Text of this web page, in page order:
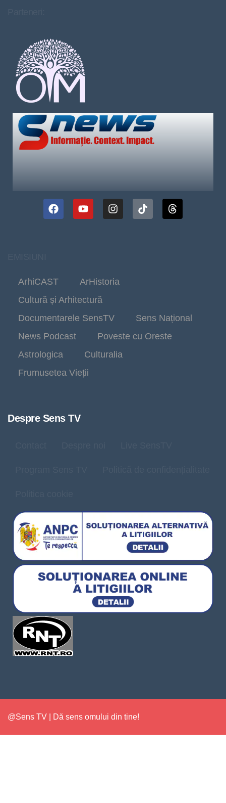
ArhiCAST
ArHistoria
Cultură și Arhitectură
Documentarele SensTV
Sens Național
News Podcast
Poveste cu Oreste
Astrologica
Culturalia
Frumusetea Vieții
Despre Sens TV
@Sens TV | Dă sens omului din tine!